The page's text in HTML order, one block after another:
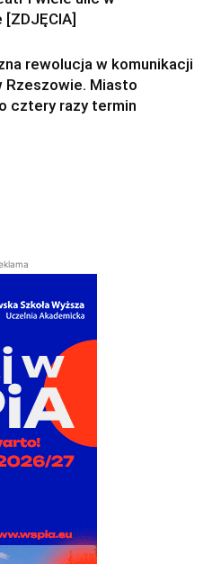
rewolucja w komunikacji
Rzeszowie. Miasto
cztery razy termin